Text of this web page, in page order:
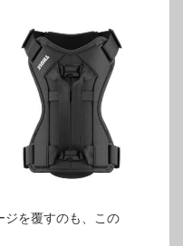
ジを覆すのも、この